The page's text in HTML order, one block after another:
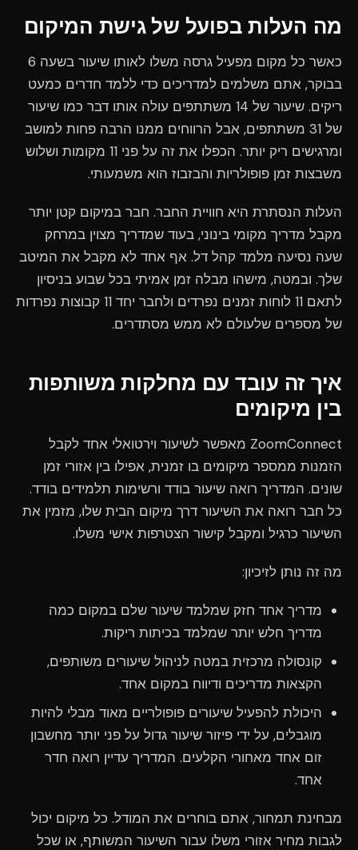
מה העלות בפועל של גישת המיקום
כאשר כל מקום מפעיל גרסה משלו לאותו שיעור בשעה 6
בבוקר, אתם משלמים למדריכים כדי ללמד חדרים כמעט
ריקים. שיעור של 14 משתתפים עולה אותו דבר כמו שיעור
של 31 משתתפים, אבל הרווחים ממנו הרבה פחות למושב
ומרגישים ריק יותר. הכפלו את זה על פני 11 מקומות ושלוש
משבצות זמן פופולריות והבזבוז הוא משמעותי.
העלות הנסתרת היא חוויית החבר. חבר במיקום קטן יותר
מקבל מדריך מקומי בינוני, בעוד שמדריך מצוין במרחק
שעה נסיעה מלמד קהל דל. אף אחד לא מקבל את המיטב
שלך. ובמטה, מישהו מבלה זמן אמיתי בכל שבוע בניסיון
לתאם 11 לוחות זמנים נפרדים ולחבר יחד 11 קבוצות נפרדות
של מספרים שלעולם לא ממש מסתדרים.
איך זה עובד עם מחלקות משותפות
בין מיקומים
ZoomConnect מאפשר לשיעור וירטואלי אחד לקבל
הזמנות ממספר מיקומים בו זמנית, אפילו בין אזורי זמן
שונים. המדריך רואה שיעור בודד ורשימות תלמידים בודד.
כל חבר רואה את השיעור דרך מיקום הבית שלו, מזמין את
השיעור כרגיל ומקבל קישור הצטרפות אישי משלו.
מה זה נותן לזיכיון:
מדריך אחד חזק שמלמד שיעור שלם במקום כמה
מדריך חלש יותר שמלמד בכיתות ריקות.
קונסולה מרכזית במטה לניהול שיעורים משותפים,
הקצאות מדריכים ודיווח במקום אחד.
היכולת להפעיל שיעורים פופולריים מאוד מבלי להיות
מוגבלים, על ידי פיזור שיעור גדול על פני יותר מחשבון
זום אחד מאחורי הקלעים. המדריך עדיין רואה חדר
אחד.
מבחינת תמחור, אתם בוחרים את המודל. כל מיקום יכול
לגבות מחיר אזורי משלו עבור השיעור המשותף, או שכל